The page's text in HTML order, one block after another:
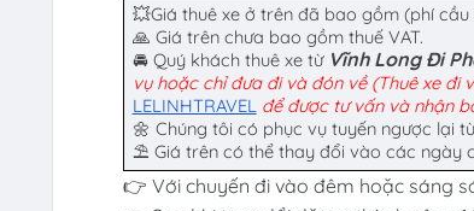
💥Giá thuê xe ở trên đã bao gồm (phí cầu
🙏 Giá trên chưa bao gồm thuế VAT.
🚘 Quý khách thuê xe từ Vĩnh Long Đi
vụ hoặc chỉ đưa đi và đón về (Thuê xe đi
LELINHTRAVEL để được tư vấn và nhận
🌼 Chúng tôi có phục vụ tuyến ngược lại từ
⛱ Giá trên có thể thay đổi vào các ngày
👉 Với chuyến đi vào đêm hoặc sáng